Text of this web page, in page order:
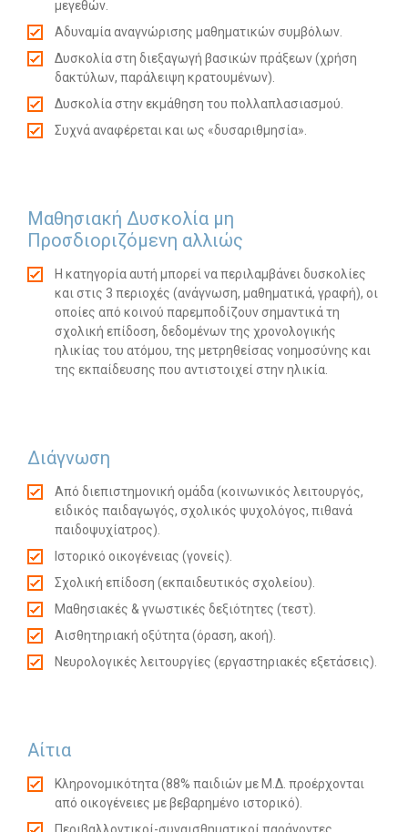
μεγεθών.
Αδυναμία αναγνώρισης μαθηματικών συμβόλων.
Δυσκολία στη διεξαγωγή βασικών πράξεων (χρήση
δακτύλων, παράλειψη κρατουμένων).
Δυσκολία στην εκμάθηση του πολλαπλασιασμού.
Συχνά αναφέρεται και ως «δυσαριθμησία».
Μαθησιακή Δυσκολία μη
Προσδιοριζόμενη αλλιώς
Η κατηγορία αυτή μπορεί να περιλαμβάνει δυσκολίες
και στις 3 περιοχές (ανάγνωση, μαθηματικά, γραφή), οι
οποίες από κοινού παρεμποδίζουν σημαντικά τη
σχολική επίδοση, δεδομένων της χρονολογικής
ηλικίας του ατόμου, της μετρηθείσας νοημοσύνης και
της εκπαίδευσης που αντιστοιχεί στην ηλικία.
Διάγνωση
Από διεπιστημονική ομάδα (κοινωνικός λειτουργός,
ειδικός παιδαγωγός, σχολικός ψυχολόγος, πιθανά
παιδοψυχίατρος).
Ιστορικό οικογένειας (γονείς).
Σχολική επίδοση (εκπαιδευτικός σχολείου).
Μαθησιακές & γνωστικές δεξιότητες (τεστ).
Αισθητηριακή οξύτητα (όραση, ακοή).
Νευρολογικές λειτουργίες (εργαστηριακές εξετάσεις).
Αίτια
Κληρονομικότητα (88% παιδιών με Μ.Δ. προέρχονται
από οικογένειες με βεβαρημένο ιστορικό).